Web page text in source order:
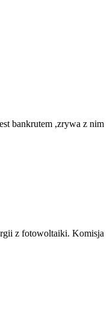
bankrutem ,zrywa z nim
z fotowoltaiki. Komisja